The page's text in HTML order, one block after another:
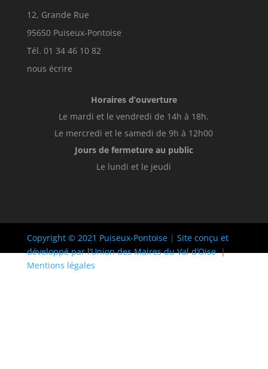
12, Grande Rue
95650 Puiseux-Pontoise
Tél. 01 34 46 10 82
nous écrire
Horaires d’ouverture
Le mardi et le vendredi de 14h à 18h.
Le mercredi et le samedi de 9h à 12h00
Jours de fermeture au public
Le lundi et le jeudi
Copyright © 2021 Puiseux-Pontoise | Site conçu et
développé par l’Union des Maires du Val d’Oise|
Mentions légales